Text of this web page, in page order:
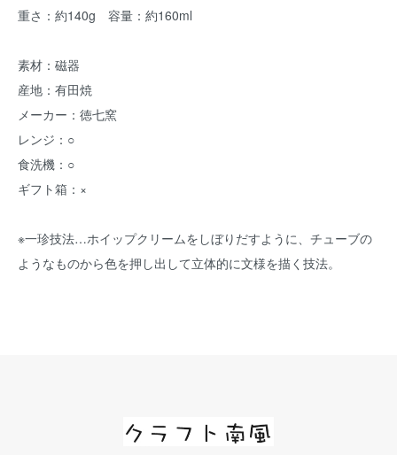
重さ：約140g 容量：約160ml
素材：磁器
産地：有田焼
メーカー：徳七窯
レンジ：○
食洗機：○
ギフト箱：×
※一珍技法…ホイップクリームをしぼりだすように、チューブの
ようなものから色を押し出して立体的に文様を描く技法。